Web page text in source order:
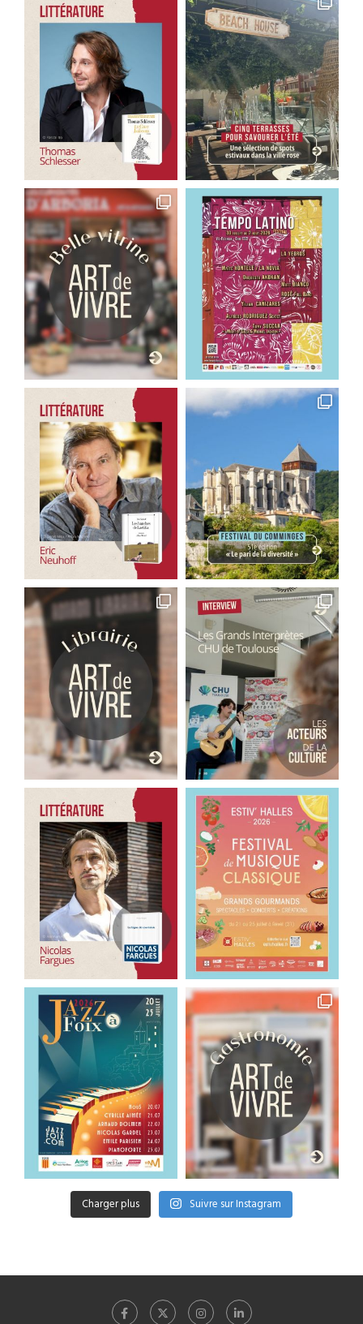
Charger plus Suivre sur Instagram